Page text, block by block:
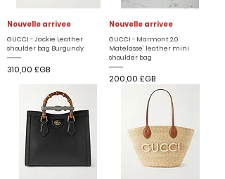
Nouvelle arrivee
GUCCI - Jackie Leather
shoulder bag Burgundy
Prix
310,00 £GB
Nouvelle arrivee
GUCCI - Marmont 2.0
Matelasse’ leather mini
shoulder bag
Prix
200,00 £GB